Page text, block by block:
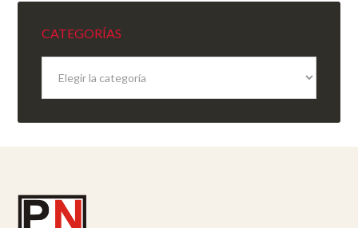
CATEGORÍAS